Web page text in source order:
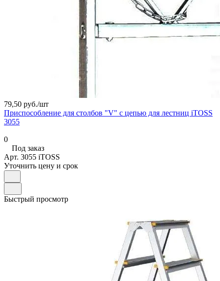
79,50 руб./шт
Приспособление для столбов "V" с цепью для лестниц iTOSS
3055
0
Под заказ
Арт. 3055 iTOSS
Уточнить цену и срок
Быстрый просмотр